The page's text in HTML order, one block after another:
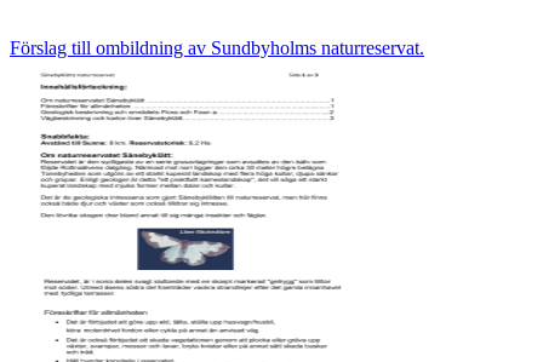
Förslag till ombildning av Sundbyholms naturreservat.